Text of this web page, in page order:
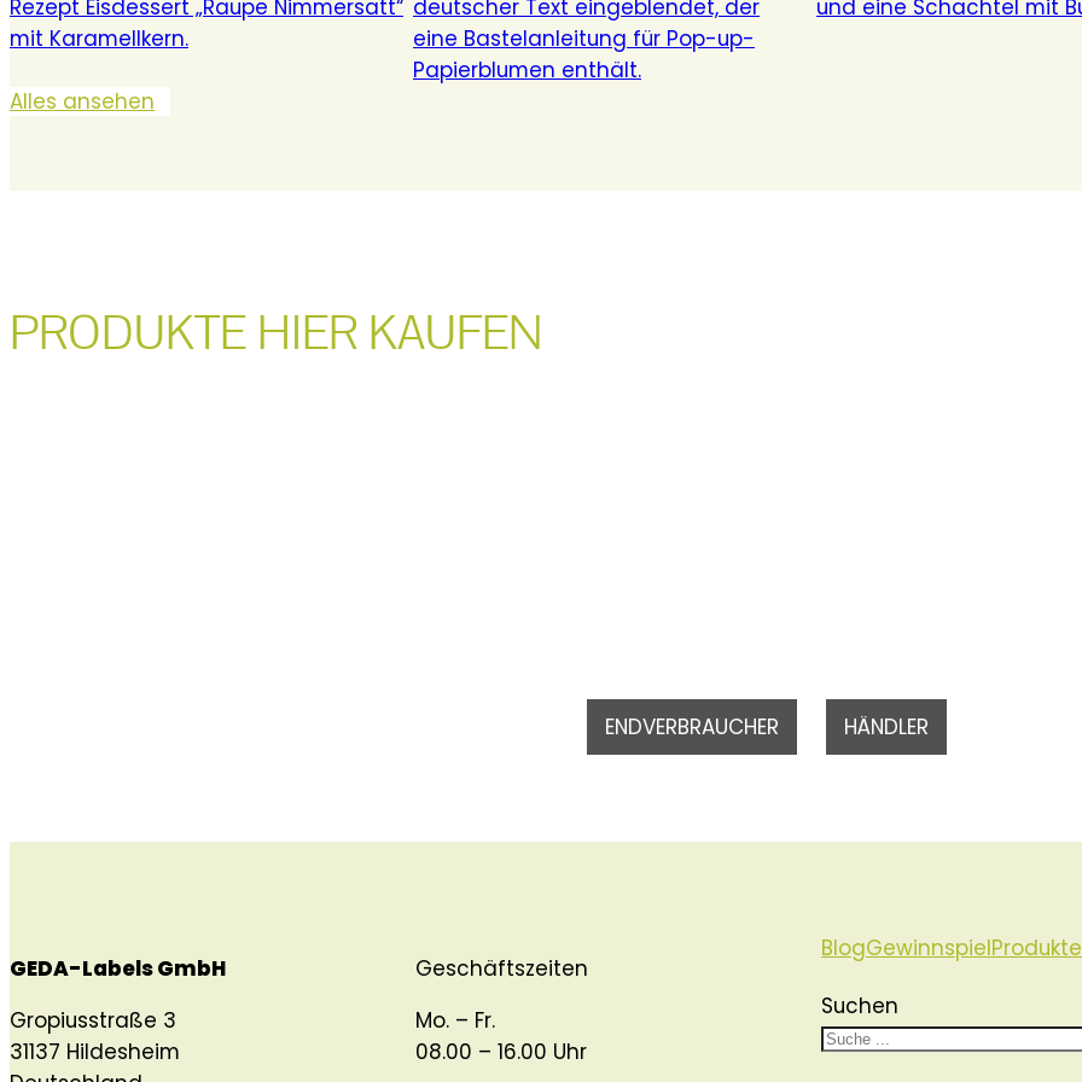
sind nicht nur schön anzuschauen.
Dekorative und praktische Wohnaccessoires
verleihen dem Raum das gewisse Etwas und
machen aus deinem Heim ein Zuhause!
stehen nicht nur bei den ganz Kleinen hoch im
Kurs. Unsere Lizenzwelt begeistert mit klassischen
Motiven auch das ältere Publikum.
Alles ansehen
PRODUKTE HIER KAUFEN
ENDVERBRAUCHER HÄNDLER
GEDA-Labels GmbH
Gropiusstraße 3
31137 Hildesheim
Geschäftszeiten
Mo. – Fr.
08.00 – 16.00 Uhr
BlogGewinnspiel
Suchen